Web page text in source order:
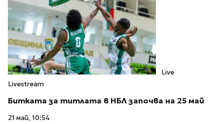
Live
Livestream
Битката за титлата в НБЛ започва на 25 май
21 май, 10:54